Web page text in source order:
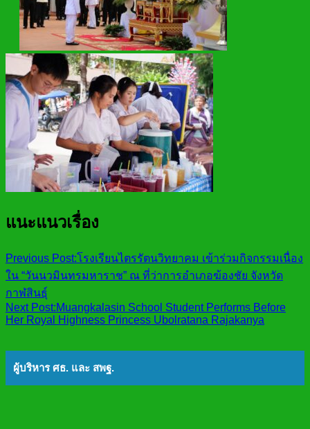
แนะแนวเรื่อง
Previous Post:โรงเรียนไตรรัตนวิทยาคม เข้าร่วมกิจกรรมเนื่อง
ใน “วันนวมินทรมหาราช” ณ ที่ว่าการอำเภอฆ้องชัย จังหวัด
กาฬสินธุ์
Next Post:Muangkalasin School Student Performs Before
Her Royal Highness Princess Ubolratana Rajakanya
ผู้บริหาร ศธ. และ สพฐ.